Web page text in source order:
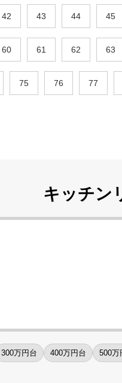
42 43 44 45
60 61 62 63
75 76 77
キッチン
300万円台 400万円台 500万